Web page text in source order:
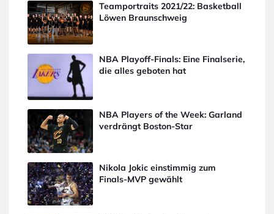
Teamportraits 2021/22: Basketball
Löwen Braunschweig
NBA Playoff-Finals: Eine Finalserie,
die alles geboten hat
NBA Players of the Week: Garland
verdrängt Boston-Star
Nikola Jokic einstimmig zum
Finals-MVP gewählt